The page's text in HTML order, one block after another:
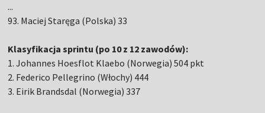
...
93. Maciej Staręga (Polska) 33
Klasyfikacja sprintu (po 10 z 12 zawodów):
1. Johannes Hoesflot Klaebo (Norwegia) 504 pkt
2. Federico Pellegrino (Włochy) 444
3. Eirik Brandsdal (Norwegia) 337